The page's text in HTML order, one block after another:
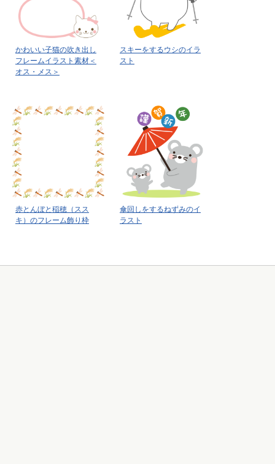
かわいい子猫の吹き出し
フレームイラスト素材＜
オス・メス＞
スキーをするウシのイラ
スト
赤とんぼと稲穂（スス
キ）のフレーム飾り枠
傘回しをするねずみのイ
ラスト